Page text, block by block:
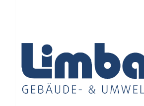
Wir suchen
(m/w/d)!